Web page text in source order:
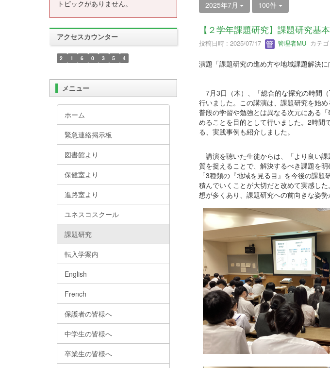
2025年7月 100件
【２学年課題研究】課題研究基
投稿日時 : 2025/07/17 管理者MUカテゴ
演題「課題研究の進め方や地域課題解決に
7月3日（木）、「総合的な探究の時間
行いました。この講演は、課題研究を始
普段の学習や勉強とは異なる次元にある
めることを目的として行いました。2時間
る、実践事例も紹介しました。
講演を聴いた生徒からは、「より良い
質を捉えることで、解決するべき課題を
「3種類の『地域を見る目』を今後の課
積んでいくことが大切だと改めて実感し
想が多くあり、課題研究への前向きな姿勢
トピックがありません。
アクセスカウンター
2 1 6 0 3 5 4
メニュー
ホーム
緊急連絡掲示板
図書館より
保健室より
進路室より
ユネスコスクール
課題研究
転入学案内
English
French
保護者の皆様へ
中学生の皆様へ
卒業生の皆様へ